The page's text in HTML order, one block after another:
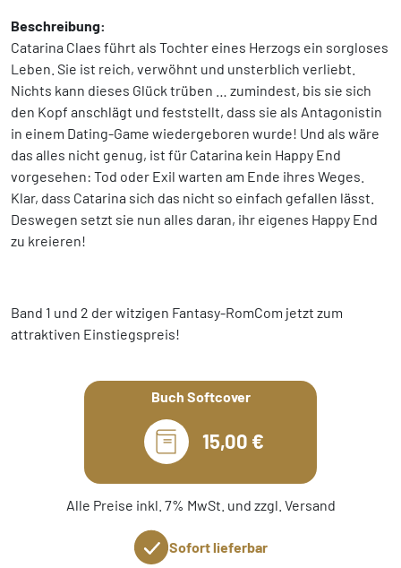
Beschreibung:
Catarina Claes führt als Tochter eines Herzogs ein sorgloses
Leben. Sie ist reich, verwöhnt und unsterblich verliebt.
Nichts kann dieses Glück trüben … zumindest, bis sie sich
den Kopf anschlägt und feststellt, dass sie als Antagonistin
in einem Dating-Game wiedergeboren wurde! Und als wäre
das alles nicht genug, ist für Catarina kein Happy End
vorgesehen: Tod oder Exil warten am Ende ihres Weges.
Klar, dass Catarina sich das nicht so einfach gefallen lässt.
Deswegen setzt sie nun alles daran, ihr eigenes Happy End
zu kreieren!
Band 1 und 2 der witzigen Fantasy-RomCom jetzt zum
attraktiven Einstiegspreis!
Buch Softcover
15,00 €
Alle Preise inkl. 7% MwSt. und zzgl. Versand
Sofort lieferbar